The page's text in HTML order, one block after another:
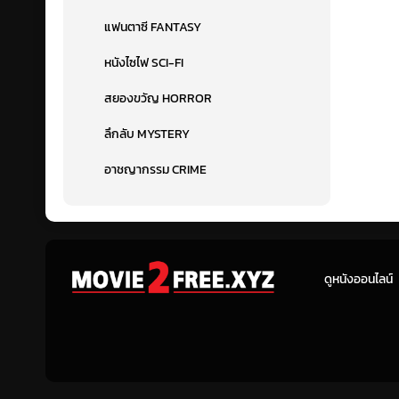
แฟนตาซี FANTASY
หนังไซไฟ SCI-FI
สยองขวัญ HORROR
ลึกลับ MYSTERY
อาชญากรรม CRIME
ดูหนังออนไลน์